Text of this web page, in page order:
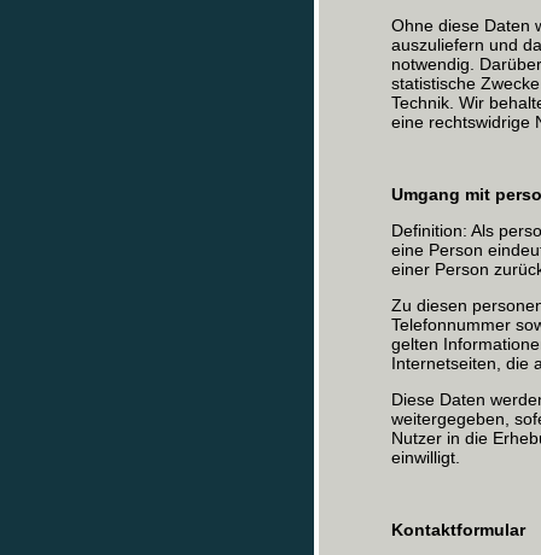
Ohne diese Daten
auszuliefern und
notwendig.
statistische
Technik. Wir
eine rechtswidrige
Umgang mit
Definition: Als
eine Person
einer Person
Zu diesen
Telefonnummer
gelten
Internetseiten, die
Diese Daten
weitergegeben,
Nutzer in die
einwilligt.
Kontaktformular